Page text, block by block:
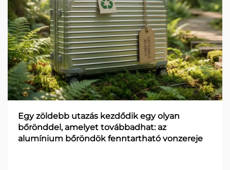
Egy zöldebb utazás kezdődik egy olyan
bőrönddel, amelyet továbbadhat: az
alumínium bőröndök fenntartható vonzereje